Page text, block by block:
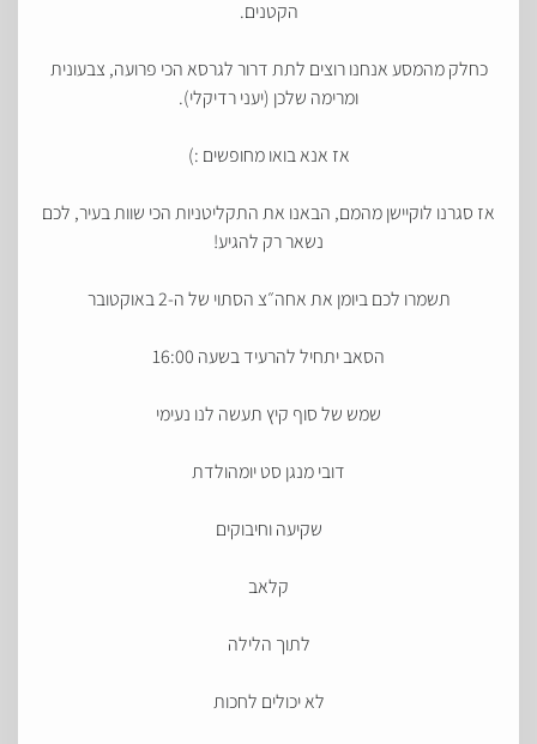
הקטנים.
כחלק מהמסע אנחנו רוצים לתת דרור לגרסא הכי פרועה, צבעונית
ומרימה שלכן (יעני רדיקלי).
אז אנא בואו מחופשים :)
אז סגרנו לוקיישן מהמם, הבאנו את התקליטניות הכי שוות בעיר, לכם
נשאר רק להגיע!
תשמרו לכם ביומן את אחה״צ הסתוי של ה-2 באוקטובר
הסאב יתחיל להרעיד בשעה 16:00
שמש של סוף קיץ תעשה לנו נעימי
דובי מנגן סט יומהולדת
שקיעה וחיבוקים
קלאב
לתוך הלילה
לא יכולים לחכות